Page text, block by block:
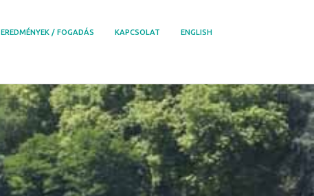
EREDMÉNYEK / FOGADÁS KAPCSOLAT ENGLISH